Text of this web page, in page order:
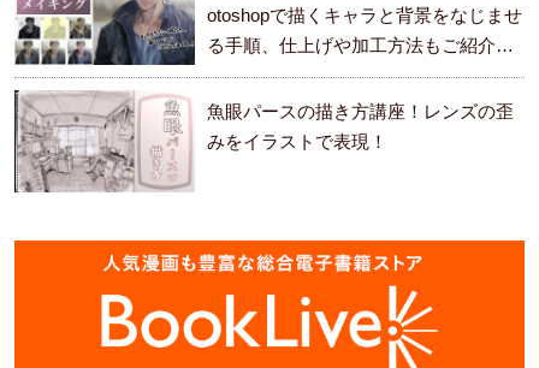
otoshopで描くキャラと背景をなじませ
る手順、仕上げや加工方法もご紹介し
ます。
魚眼パースの描き方講座！レンズの歪
みをイラストで表現！